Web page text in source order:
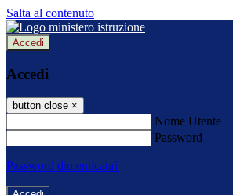
Salta al contenuto
Accedi
Accedi
button close ×
Nome Utente
Password
Password dimenticata?